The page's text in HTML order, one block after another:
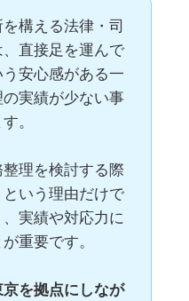
構える法律・司
直接足を運んで
安心感がある一
実績が少ない事
。
理を検討する際
いう理由だけで
実績や対応力に
重要です。
を拠点にしなが